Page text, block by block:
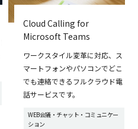
Cloud Calling for
Microsoft Teams
ワークスタイル変革に対応、ス
マートフォンやパソコンでどこ
でも連絡できるフルクラウド電
話サービスです。
WEB会議・チャット・コミュニケー
ション